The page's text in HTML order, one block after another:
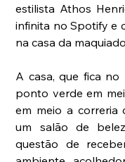
estilista Athos
infinita no Spotify e
na casa da
A casa, que fica
ponto verde em
em meio a correria
um salão de
questão de